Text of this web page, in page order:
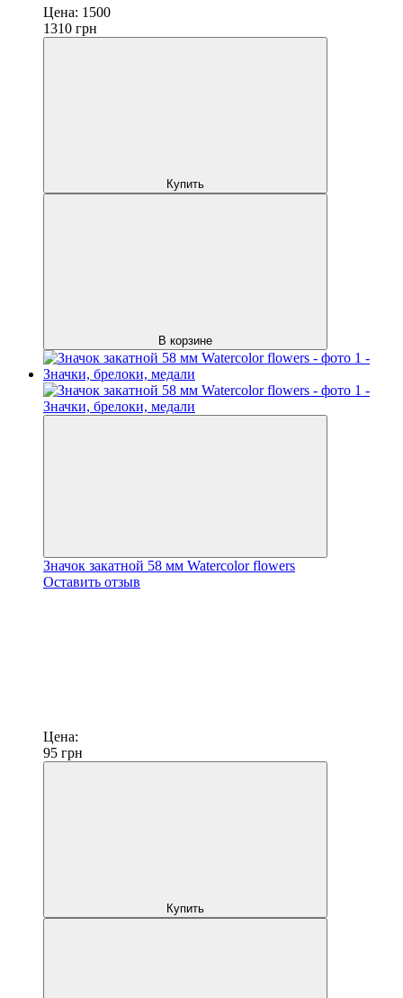
Цена: 1500
1310 грн
Купить
В корзине
Значок закатной 58 мм Watercolor flowers
Оставить отзыв
Цена:
95 грн
Купить